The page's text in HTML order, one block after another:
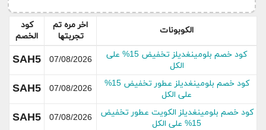
يمكنكم الإضطلاع على جميع
أكواد خصمبلومينغديلز
بكوبونات
بلومينغديلز قطر
عن بلومينغديلز قطر
الكوبونات
اخر مره تم
تجربتها
كود
الخصم
كود خصم بلومينغديلز تخفيض 15% على
الكل
07/08/2026
SAH5
كود خصم بلومينغديلز عطور تخفيض 15%
على الكل
07/08/2026
SAH5
كود خصم بلومينغديلز الكويت عطور تخفيض
15% على الكل
07/08/2026
SAH5